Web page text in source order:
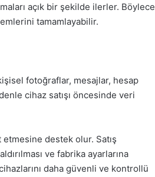
açık bir şekilde ilerler. Böylece
tamamlayabilir.
fotoğraflar, mesajlar, hesap
cihaz satışı öncesinde veri
destek olur. Satış
ve fabrika ayarlarına
daha güvenli ve kontrollü